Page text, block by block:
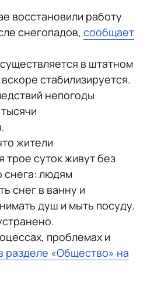
восстановили работу
снегопадов, сообщает
в штатном
стабилизируется.
непогоды
жители
трое суток живут без
снега: людям
снег в ванну и
душ и мыть посуду.
проблемах и
разделе «Общество» на